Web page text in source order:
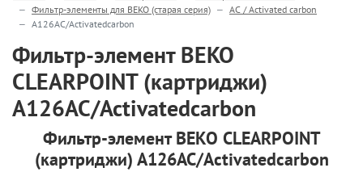
Фильтр-элементы для BEKO (старая серия)
AC / Activated carbon
A126AC/Activatedcarbon
Фильтр-элемент BEKO
CLEARPOINT (картриджи)
A126AC/Activatedcarbon
Фильтр-элемент BEKO CLEARPOINT
(картриджи) A126AC/Activatedcarbon